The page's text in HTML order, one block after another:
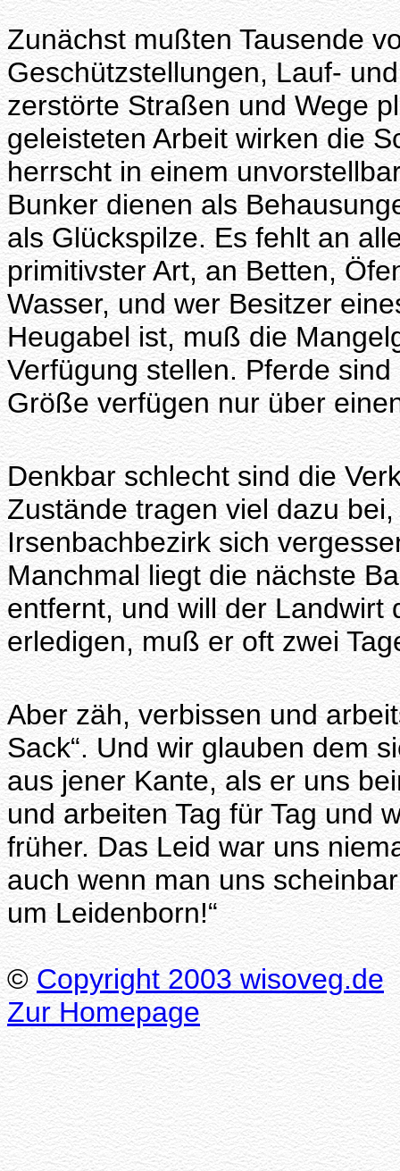
Zunächst mußten Tausende
Geschützstellungen, Lauf-
zerstörte Straßen und Wege
geleisteten Arbeit wirken die
herrscht in einem
Bunker dienen als
als Glückspilze. Es fehlt an
primitivster Art, an Betten,
Wasser, und wer Besitzer
Heugabel ist, muß die
Verfügung stellen. Pferde
Größe verfügen nur über
Denkbar schlecht sind die
Zustände tragen viel dazu
Irsenbachbezirk sich
Manchmal liegt die nächste
entfernt, und will der Landwirt
erledigen, muß er oft zwei
Aber zäh, verbissen und
Sack“. Und wir glauben dem
aus jener Kante, als er uns
und arbeiten Tag für Tag und
früher. Das Leid war uns
auch wenn man uns
um Leidenborn!“
© Copyright 2003 wisoveg.de
Zur Homepage